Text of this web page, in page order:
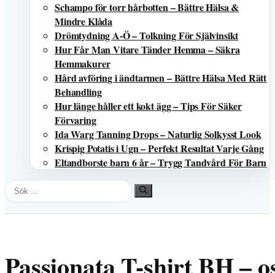
Schampo för torr hårbotten – Bättre Hälsa &
Mindre Klåda
Drömtydning A-Ö – Tolkning För Självinsikt
Hur Får Man Vitare Tänder Hemma – Säkra
Hemmakurer
Hård avföring i ändtarmen – Bättre Hälsa Med Rätt
Behandling
Hur länge håller ett kokt ägg – Tips För Säker
Förvaring
Ida Warg Tanning Drops – Naturlig Solkysst Look
Krispig Potatis i Ugn – Perfekt Resultat Varje Gång
Eltandborste barn 6 år – Trygg Tandvård För Barn
Sök
efter: